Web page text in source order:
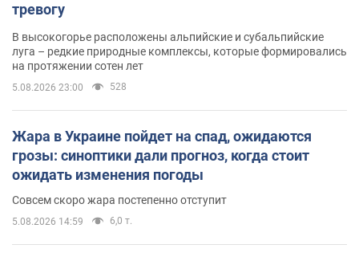
тревогу
В высокогорье расположены альпийские и субальпийские
луга – редкие природные комплексы, которые формировались
на протяжении сотен лет
5.08.2026 23:00 528
Жара в Украине пойдет на спад, ожидаются
грозы: синоптики дали прогноз, когда стоит
ожидать изменения погоды
Совсем скоро жара постепенно отступит
5.08.2026 14:59 6,0 т.